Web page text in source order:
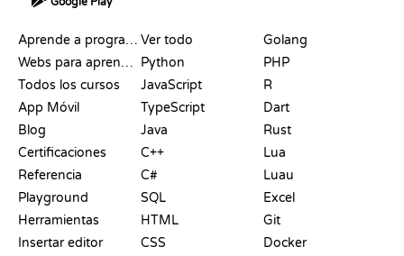
Aprende a programar
Webs para aprender a programar gratis
Todos los cursos
App Móvil
Blog
Certificaciones
Referencia
Playground
Herramientas
Insertar editor
Ver todo
Python
JavaScript
TypeScript
Java
C++
C#
SQL
HTML
CSS
Golang
PHP
R
Dart
Rust
Lua
Luau
Excel
Git
Docker